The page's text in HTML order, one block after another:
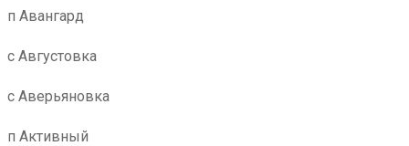
п Авангард
с Августовка
с Аверьяновка
п Активный